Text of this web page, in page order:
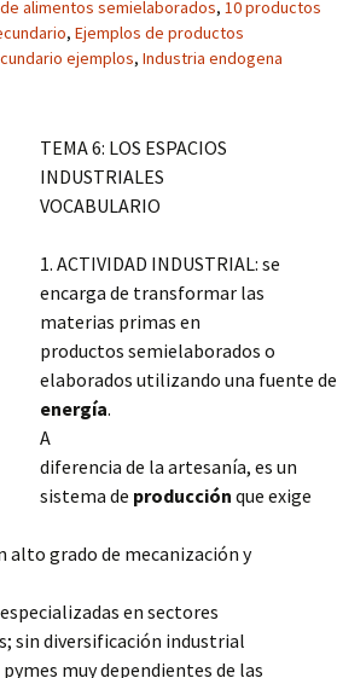
alimentos semielaborados, 10 productos
, Ejemplos de productos
ejemplos, Industria endogena
TEMA 6: LOS ESPACIOS
INDUSTRIALES
VOCABULARIO
1. ACTIVIDAD INDUSTRIAL: se
encarga de transformar las
materias primas en
productos semielaborados o
elaborados utilizando una fuente de
energía.
A
diferencia de la artesanía, es un
sistema de producción que exige
alto grado de mecanización y
especializadas en sectores
sin diversificación industrial
muy dependientes de las